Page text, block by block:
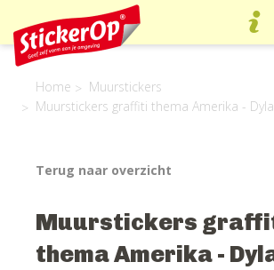
Home
Muurstickers
Muurstickers graffiti thema Amerika -
Terug naar overzicht
Muurstickers
thema Amerika -